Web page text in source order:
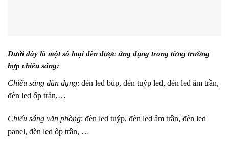
Dưới đây là một số loại đèn được ứng dụng trong từng trường
hợp chiếu sáng:
Chiếu sáng dân dụng: đèn led búp, đèn tuýp led, đèn led âm trần,
đèn led ốp trần,…
Chiếu sáng văn phòng: đèn led tuýp, đèn led âm trần, đèn led
panel, đèn led ốp trần, …